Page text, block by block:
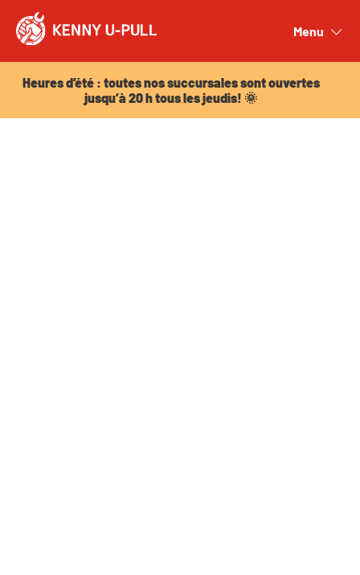
Menu
Heures d’été : toutes nos succursales sont ouvertes
jusqu’à 20 h tous les jeudis! 🌞